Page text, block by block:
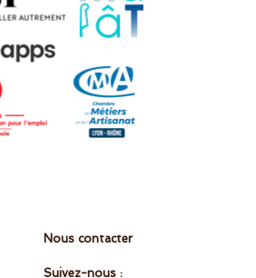
Nous contacter
Suivez-nous :